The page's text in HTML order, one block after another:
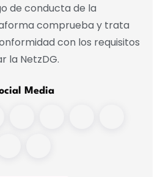
de conducta de la
comprueba y trata
con los requisitos
la NetzDG.
Media